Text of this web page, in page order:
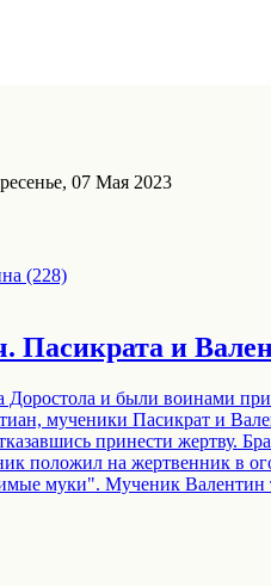
07 Мая 2023
Пасикрата и
и были воинами
мученики Пасикрат и
принести жертву.
положил на жертвенник в
муки". Мученик Валентин